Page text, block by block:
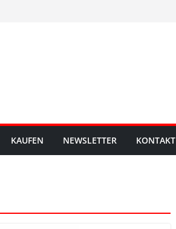
KAUFEN NEWSLETTER KONTAKT